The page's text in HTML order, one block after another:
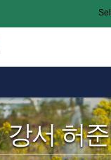
강서 허